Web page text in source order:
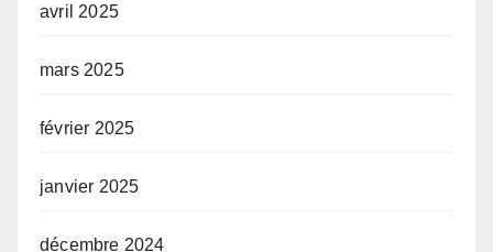
avril 2025
mars 2025
février 2025
janvier 2025
décembre 2024